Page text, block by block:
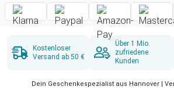
Kostenloser
Versand ab 50 €
Über 1 Mio.
zufriedene
Kunden
Dein Geschenkespezialist aus Hannover |